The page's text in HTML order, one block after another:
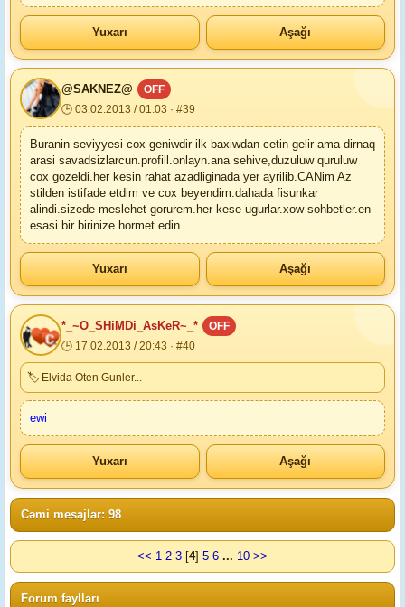
Yuxarı Aşağı
@SAKNEZ@
OFF
🕒 03.02.2013 / 01:03 · #39
Buranin seviyyesi cox geniwdir ilk baxiwdan cetin gelir ama dirnaq
arasi savadsizlarcun.profill.onlayn.ana sehive,duzuluw quruluw
cox gozeldi.her kesin rahat azadliginada yer ayrilib.CANim Az
stilden istifade etdim ve cox beyendim.dahada fisunkar
alindi.sizede meslehet gorurem.her kese ugurlar.xow sohbetler.en
esasi bir birinize hormet edin.
Yuxarı Aşağı
*_~O_SHiMDi_AsKeR~_*
OFF
🕒 17.02.2013 / 20:43 · #40
🏷 Elvida Oten Gunler...
ewi
Yuxarı Aşağı
Cəmi mesajlar: 98
<< 1 2 3 [4] 5 6 ... 10 >>
Forum faylları